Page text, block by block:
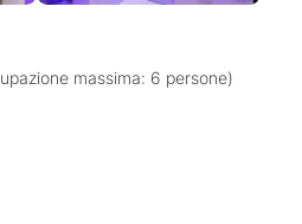
massima: 6 persone)